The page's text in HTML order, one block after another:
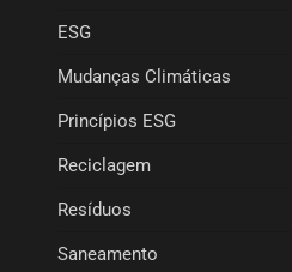
ESG
Mudanças Climáticas
Princípios ESG
Reciclagem
Resíduos
Saneamento